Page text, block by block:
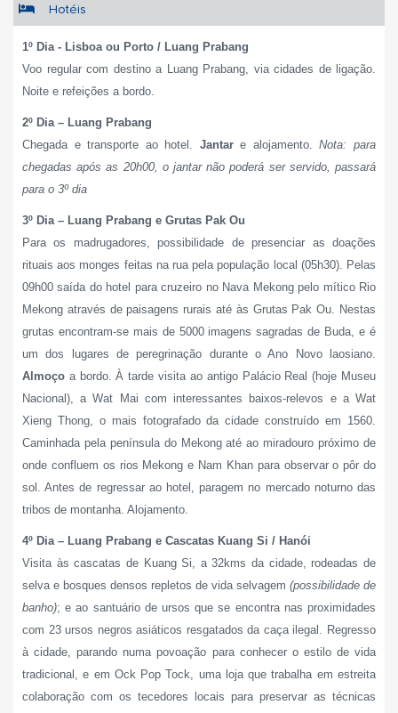
Hotéis
1º Dia - Lisboa ou Porto / Luang Prabang
Voo regular com destino a Luang Prabang, via cidades de ligação.
Noite e refeições a bordo.
2º Dia – Luang Prabang
Chegada e transporte ao hotel. Jantare alojamento.Nota: para
chegadas após as 20h00, o jantar não poderá ser servido, passará
para o 3º dia
3º Dia – Luang Prabang e Grutas Pak Ou
Para os madrugadores, possibilidade de presenciar as doações
rituais aos monges feitas na rua pela população local (05h30). Pelas
09h00 saída do hotel para cruzeiro no Nava Mekong pelo mítico Rio
Mekong através de paisagens rurais até às Grutas Pak Ou. Nestas
grutas encontram-se mais de 5000 imagens sagradas de Buda, e é
um dos lugares de peregrinação durante o Ano Novo laosiano.
Almoço a bordo. À tarde visita ao antigo Palácio Real (hoje Museu
Nacional), a Wat Mai com interessantes baixos-relevos e a Wat
Xieng Thong, o mais fotografado da cidade construído em 1560.
Caminhada pela península do Mekong até ao miradouro próximo de
onde confluem os rios Mekong e Nam Khan para observar o pôr do
sol. Antes de regressar ao hotel, paragem no mercado noturno das
tribos de montanha. Alojamento.
4º Dia – Luang Prabang e Cascatas Kuang Si / Hanói
Visita àscascatas de Kuang Si, a 32kms da cidade, rodeadas de
selva e bosques densos repletos de vida selvagem (possibilidade de
banho); e ao santuário de ursos que se encontra nas proximidades
com 23 ursos negros asiáticos resgatados da caça ilegal. Regresso
à cidade, parando numa povoação para conhecer o estilo de vida
tradicional, e em Ock Pop Tock, uma loja que trabalha em estreita
colaboração com os tecedores locais para preservar as técnicas